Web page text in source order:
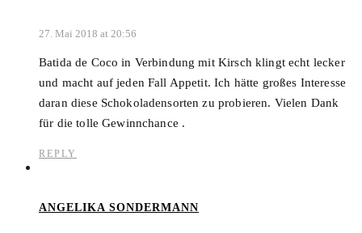
27. Mai 2018 at 20:56
Batida de Coco in Verbindung mit Kirsch klingt echt lecker
und macht auf jeden Fall Appetit. Ich hätte großes Interesse
daran diese Schokoladensorten zu probieren. Vielen Dank
für die tolle Gewinnchance .
REPLY
ANGELIKA SONDERMANN